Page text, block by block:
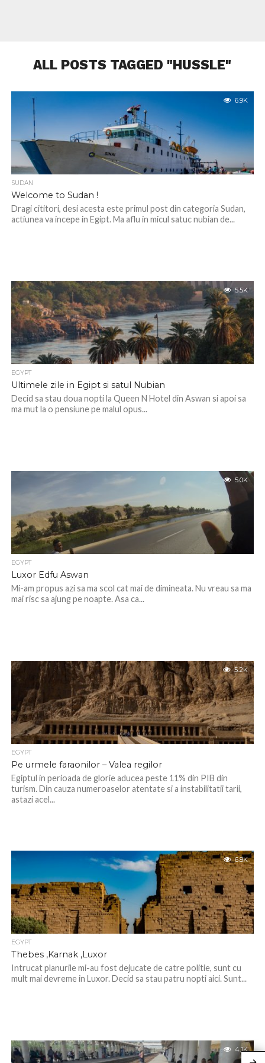
ALL POSTS TAGGED "HUSSLE"
6.9K
SUDAN
Welcome to Sudan !
Dragi cititori, desi acesta este primul post din categoria Sudan,
actiunea va incepe in Egipt. Ma aflu in micul satuc nubian de...
5.5K
EGYPT
Ultimele zile in Egipt si satul Nubian
Decid sa stau doua nopti la Queen N Hotel din Aswan si apoi sa
ma mut la o pensiune pe malul opus...
5.0K
EGYPT
Luxor Edfu Aswan
Mi-am propus azi sa ma scol cat mai de dimineata. Nu vreau sa ma
mai risc sa ajung pe noapte. Asa ca...
5.2K
EGYPT
Pe urmele faraonilor – Valea regilor
Egiptul in perioada de glorie aducea peste 11% din PIB din
turism. Din cauza numeroaselor atentate si a instabilitatii tarii,
astazi acel...
6.8K
EGYPT
Thebes ,Karnak ,Luxor
Intrucat planurile mi-au fost dejucate de catre politie, sunt cu
mult mai devreme in Luxor. Decid sa stau patru nopti aici. Sunt...
4.1K